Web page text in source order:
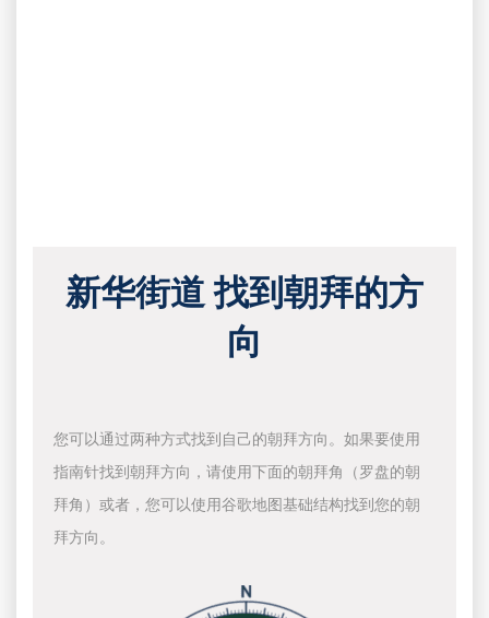
新华街道 找到朝拜的方
向
您可以通过两种方式找到自己的朝拜方向。如果要使用
指南针找到朝拜方向，请使用下面的朝拜角（罗盘的朝
拜角）或者，您可以使用谷歌地图基础结构找到您的朝
拜方向。